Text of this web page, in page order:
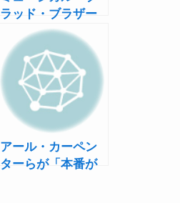
ラッド・ブラザー
ズ』開幕！柿澤勇
人、ウエンツ瑛士
と「共に暴れま
す」
アール・カーペン
ターらが「本番が